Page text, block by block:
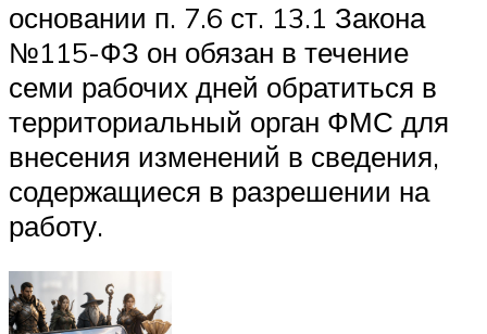
основании п. 7.6 ст. 13.1 Закона
№115-ФЗ он обязан в течение
семи рабочих дней обратиться в
территориальный орган ФМС для
внесения изменений в сведения,
содержащиеся в разрешении на
работу.